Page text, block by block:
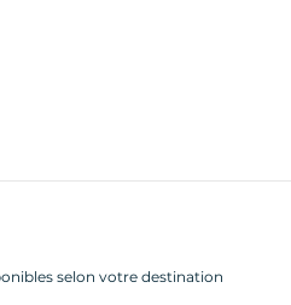
selon votre destination